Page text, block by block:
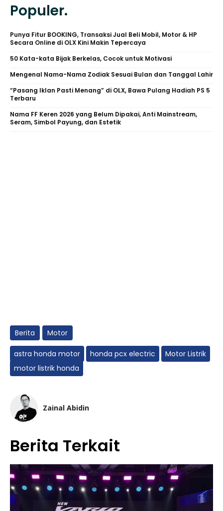
Populer.
Punya Fitur BOOKING, Transaksi Jual Beli Mobil, Motor & HP
Secara Online di OLX Kini Makin Tepercaya
50 Kata-kata Bijak Berkelas, Cocok untuk Motivasi
Mengenal Nama-Nama Zodiak Sesuai Bulan dan Tanggal Lahir
“Pasang Iklan Pasti Menang” di OLX, Bawa Pulang Hadiah PS 5
Terbaru
Nama FF Keren 2026 yang Belum Dipakai, Anti Mainstream,
Seram, Simbol Payung, dan Estetik
Berita Motor
astra honda motor honda pcx electric
Motor Listrik
motor listrik honda
Zainal Abidin
Berita Terkait